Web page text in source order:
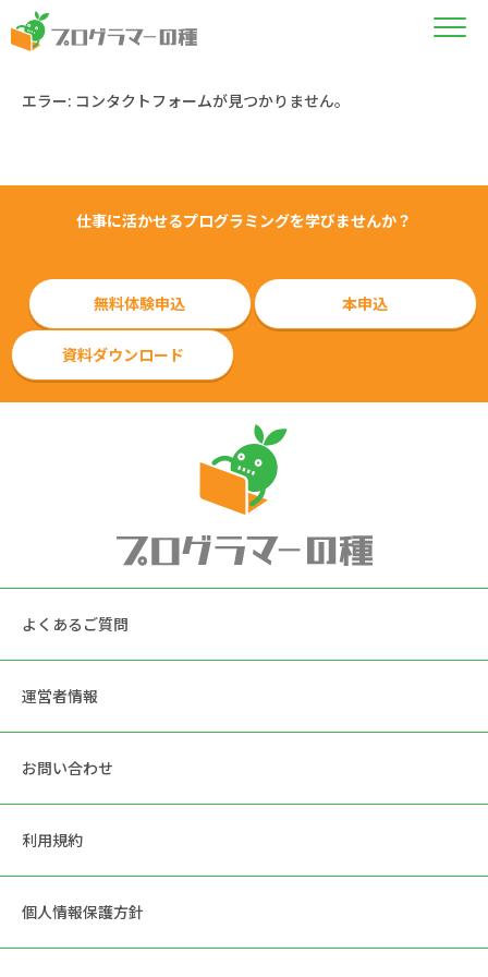
エラー: コンタクトフォームが見つかりません。
仕事に活かせるプログラミングを学びませんか？
無料体験申込 本申込
資料ダウンロード
よくあるご質問
運営者情報
お問い合わせ
利用規約
個人情報保護方針